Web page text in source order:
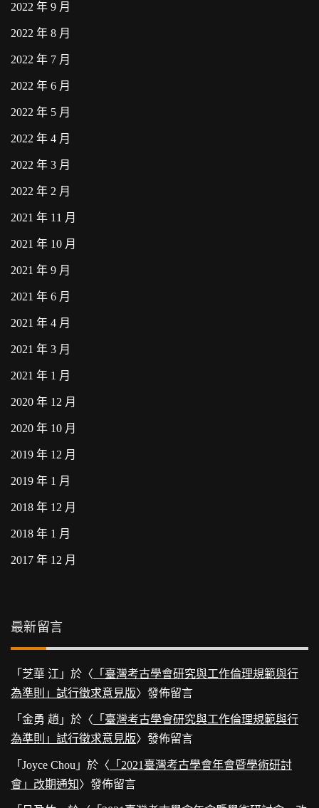
2022 年 9 月
2022 年 8 月
2022 年 7 月
2022 年 6 月
2022 年 5 月
2022 年 4 月
2022 年 3 月
2022 年 2 月
2021 年 11 月
2021 年 10 月
2021 年 9 月
2021 年 6 月
2021 年 4 月
2021 年 3 月
2021 年 1 月
2020 年 12 月
2020 年 10 月
2019 年 12 月
2019 年 1 月
2018 年 12 月
2018 年 1 月
2017 年 12 月
最新留言
「 芝華 江 」於〈 「臺灣考古學會研究與工作倫理規範與行
為準則」試行徵求意見版〉發佈留言
「 金勇 趙 」於〈 「臺灣考古學會研究與工作倫理規範與行
為準則」試行徵求意見版〉發佈留言
「 Joyce Chou 」於〈 「2021臺灣考古學會年會暨學術研討
會」改期通知〉發佈留言